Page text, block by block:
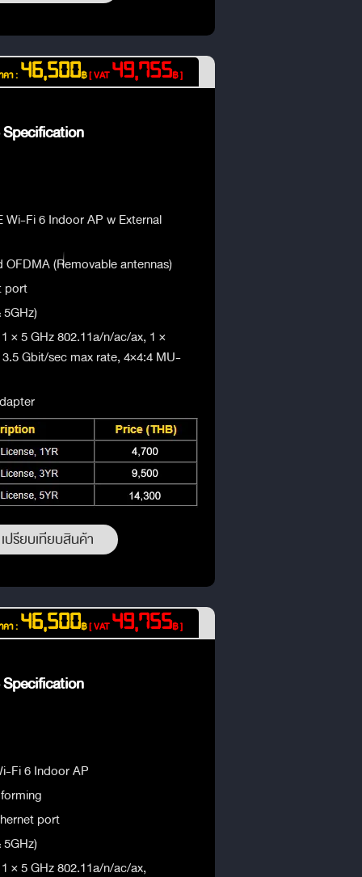
คา : 46,500฿[ VAT49,755฿ ]
Wi-Fi 6 Indoor AP w External
(Removable antennas)
port
× 5 GHz 802.11a/n/ac/ax, 1 ×
Gbit/sec max rate, 4×4:4 MU-
เปรียบเทียบสินค้า
คา : 46,500฿[ VAT49,755฿ ]
Fi 6 Indoor AP
port
× 5 GHz 802.11a/n/ac/ax,